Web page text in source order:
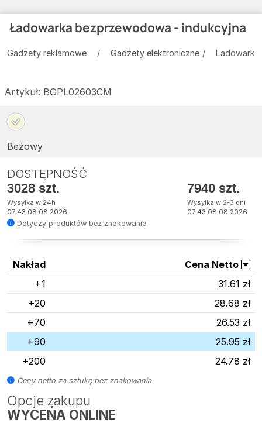
Ładowarka bezprzewodowa - indukcyjna
Gadżety reklamowe Gadżety elektroniczne Ladowarki
Artykuł: BGPL02603CM
Beżowy
DOSTĘPNOŚĆ
3028 szt.
Wysyłka w 24h
07:43 08.08.2026
7940 szt.
Wysyłka w 2-3 dni
07:43 08.08.2026
Dotyczy produktów bez znakowania
Opcje zakupu
WYCEŃA ONLINE
Nakład
Cena Netto
+1
31.61 zł
+20
28.68 zł
+70
26.53 zł
+90
25.95 zł
+200
24.78 zł
Ceny netto za sztukę bez znakowania